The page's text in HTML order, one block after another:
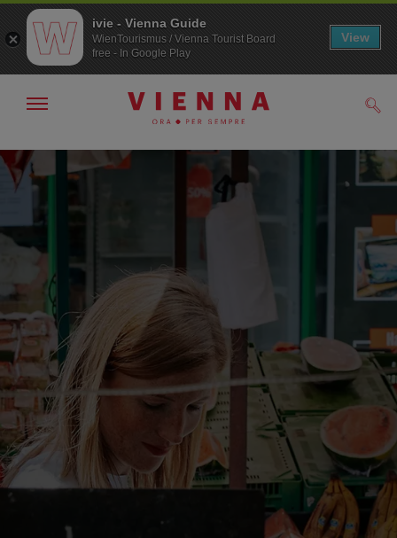
Alla
navigazione
Al
contenuto
Mostra/nascondi
ivie - Vienna Guide
WienTourismus / Vienna Tourist Board
free - In Google Play
View